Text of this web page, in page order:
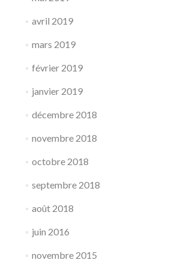
avril 2019
mars 2019
février 2019
janvier 2019
décembre 2018
novembre 2018
octobre 2018
septembre 2018
août 2018
juin 2016
novembre 2015